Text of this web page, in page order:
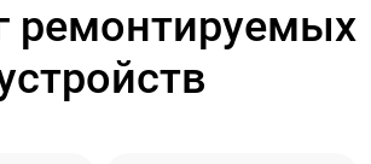
ремонтируемых